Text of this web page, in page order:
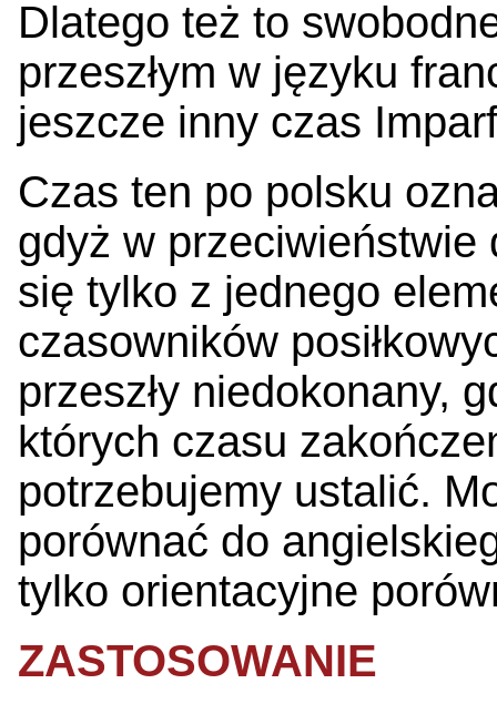
Dlatego też to
przeszłym w języku
jeszcze inny czas
Czas ten po polsku
gdyż w przeciwieństwie
się tylko z jednego
czasowników
przeszły niedokonany,
których czasu
potrzebujemy ustalić.
porównać do
tylko orientacyjne
ZASTOSOWANIE